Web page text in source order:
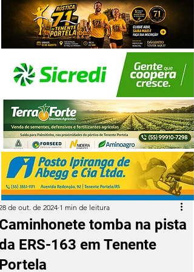
tomba na pista
ERS-163 em Tenente
de out. de 2024 1 min de leitura